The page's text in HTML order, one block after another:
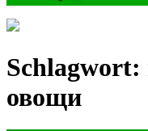
Schlagwort:
овощи